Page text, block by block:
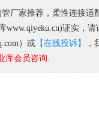
管厂家推荐，柔性连接
www.qiyeku.cn)证实，
）或 【在线投诉】
，
库会员咨询.